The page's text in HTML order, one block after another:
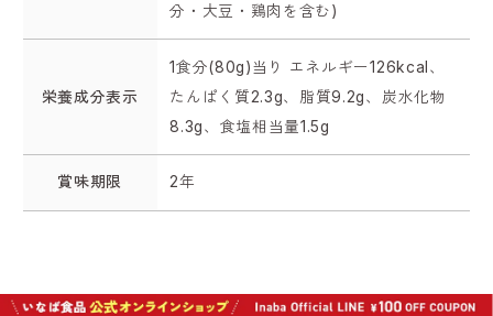
分・大豆・鶏肉を含む)
栄養成分表示
1食分(80g)当り エネルギー126kcal、
たんぱく質2.3g、脂質9.2g、炭水化物
8.3g、食塩相当量1.5g
賞味期限 2年